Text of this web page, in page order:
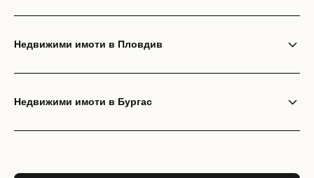
Недвижими имоти в Пловдив
Недвижими имоти в Бургас